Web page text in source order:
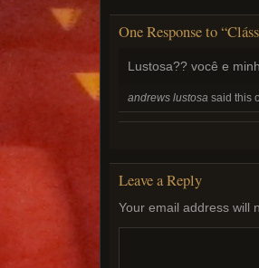
One Response to
Lustosa?? você e
andrews lustosa said this
Leave a Reply
Your email address will